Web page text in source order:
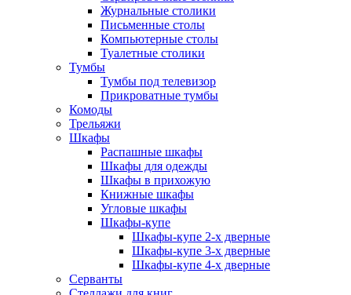
Журнальные столики
Письменные столы
Компьютерные столы
Туалетные столики
Тумбы
Тумбы под телевизор
Прикроватные тумбы
Комоды
Трельяжи
Шкафы
Распашные шкафы
Шкафы для одежды
Шкафы в прихожую
Книжные шкафы
Угловые шкафы
Шкафы-купе
Шкафы-купе 2-x дверные
Шкафы-купе 3-х дверные
Шкафы-купе 4-х дверные
Серванты